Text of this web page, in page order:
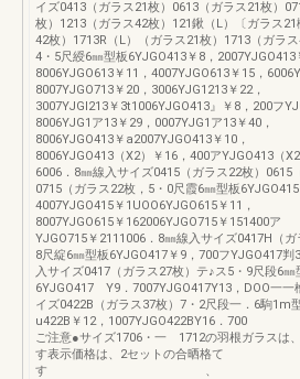
イズ0413（ガラス21枚）0613（ガラス21枚）
枚）1213（ガラス42枚）121鍬（L）〔ガラス21
42枚）1713R（L）（ガラス21枚）1713（ガラ
4・5尺綬6㎜型板6YJGO413￥8，
8006YJGO613￥11，4007YJGO613￥15，
8007YJGO713￥20，3006YJG1213￥22，
3007YJGI213￥3t1006YJGO413』￥8，200フ
8006YJG1ア13￥29，0007YJG1ア13￥40，
8006YJGO413￥a2007YJGO413￥10，
8006YJGO413（X2）￥16，400アYJGO413（X2
6006．8㎜線入サイズ0415（ガラス22枚）0615
0715（ガラス22枚，5・0尺霞6㎜型板6YJGO415
4007YJGO415￥1UOO6YJGO615￥11，
8007YJGO615￥162006YJGO715￥151400ア
YJGO715￥2111006．8㎜線入サイズ0417H（ガ
8尺綻6㎜型板6YJGO417￥9，700フYJGO417判
入サイズ0417（ガラス27枚）テ♪ス5・9尺段6㎜
6YJGO417 Y9．7007YJGO417Y13，DOO一一
イズ0422B（ガラス37枚）7・2尺段一．6駒1m
u422B￥12，1007YJGO422BY16．700
ご注意●サイズ1706・一 1712の羽根ガラスは
す表示価格は、2セットの合晒格て
す 、